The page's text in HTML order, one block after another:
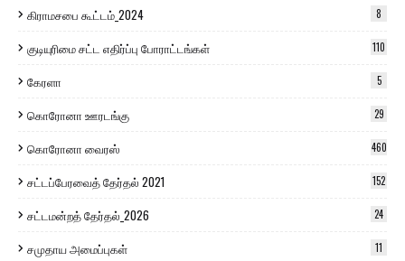
கிராமசபை கூட்டம்_2024 8
குடியுரிமை சட்ட எதிர்ப்பு போராட்டங்கள் 110
கேரளா 5
கொரோனா ஊரடங்கு 29
கொரோனா வைரஸ் 460
சட்டப்பேரவைத் தேர்தல் 2021 152
சட்டமன்றத் தேர்தல்_2026 24
சமுதாய அமைப்புகள் 11